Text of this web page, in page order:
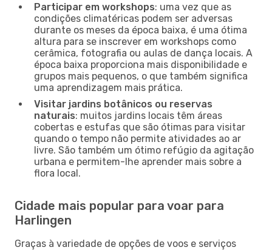
Participar em workshops: uma vez que as
condições climatéricas podem ser adversas
durante os meses da época baixa, é uma ótima
altura para se inscrever em workshops como
cerâmica, fotografia ou aulas de dança locais. A
época baixa proporciona mais disponibilidade e
grupos mais pequenos, o que também significa
uma aprendizagem mais prática.
Visitar jardins botânicos ou reservas
naturais: muitos jardins locais têm áreas
cobertas e estufas que são ótimas para visitar
quando o tempo não permite atividades ao ar
livre. São também um ótimo refúgio da agitação
urbana e permitem-lhe aprender mais sobre a
flora local.
Cidade mais popular para voar para
Harlingen
Graças à variedade de opções de voos e serviços